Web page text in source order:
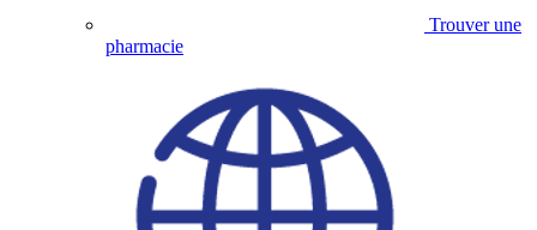
Trouver une
pharmacie